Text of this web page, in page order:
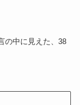
の中に見えた、38